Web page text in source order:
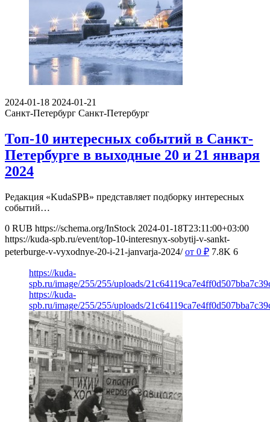
2024-01-18 2024-01-21
Санкт-Петербург Санкт-Петербург
Топ-10 интересных событий в Санкт-
Петербурге в выходные 20 и 21 января
2024
Редакция «KudaSPB» представляет подборку интересных
событий…
0 RUB https://schema.org/InStock 2024-01-18T23:11:00+03:00
https://kuda-spb.ru/event/top-10-interesnyx-sobytij-v-sankt-
peterburge-v-vyxodnye-20-i-21-janvarja-2024/ от 0 ₽ 7.8K 6
https://kuda-
spb.ru/image/255/255/uploads/
https://kuda-
spb.ru/image/255/255/uploads/